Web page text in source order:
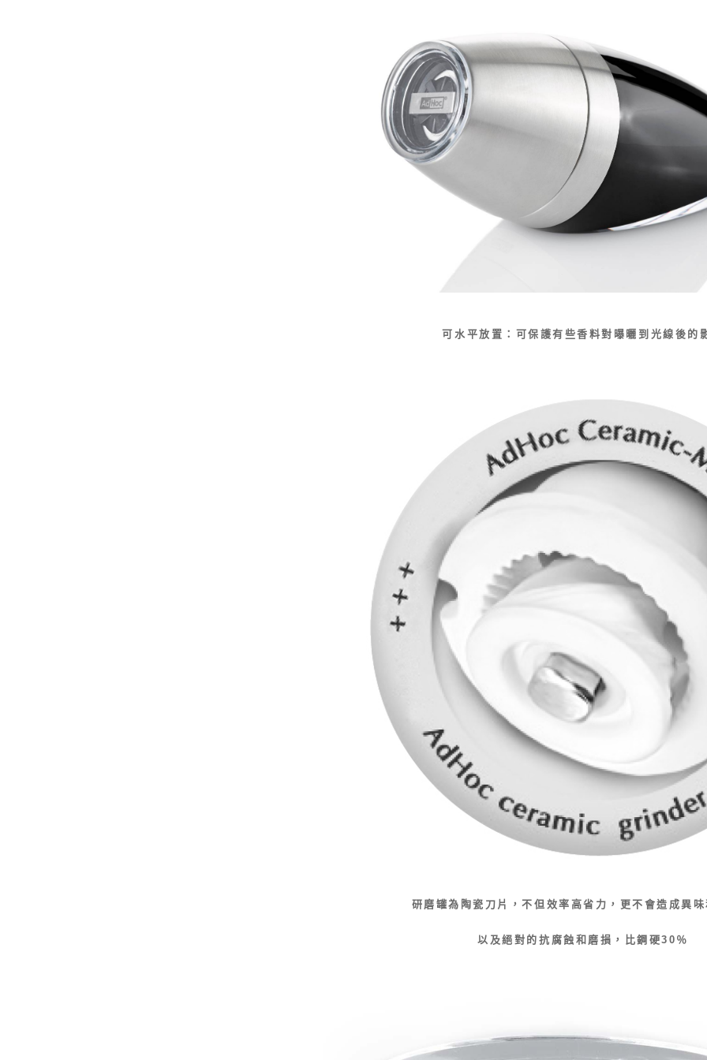
可水平放置：可保護有些香料對曝曬到光線後的
研磨罐為陶瓷刀片，不但效率高省力，更不會造成異
以及絕對的抗腐蝕和磨損，比鋼硬30％